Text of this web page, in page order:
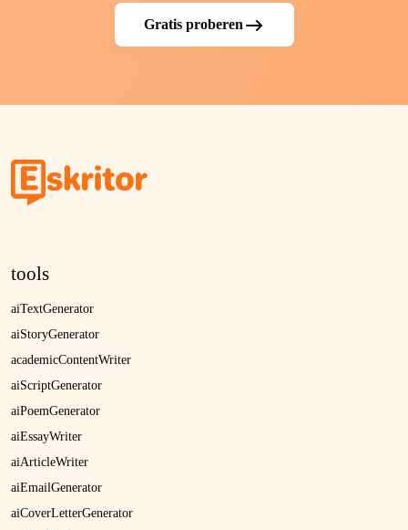
Gratis proberen
tools
aiTextGenerator
aiStoryGenerator
academicContentWriter
aiScriptGenerator
aiPoemGenerator
aiEssayWriter
aiArticleWriter
aiEmailGenerator
aiCoverLetterGenerator